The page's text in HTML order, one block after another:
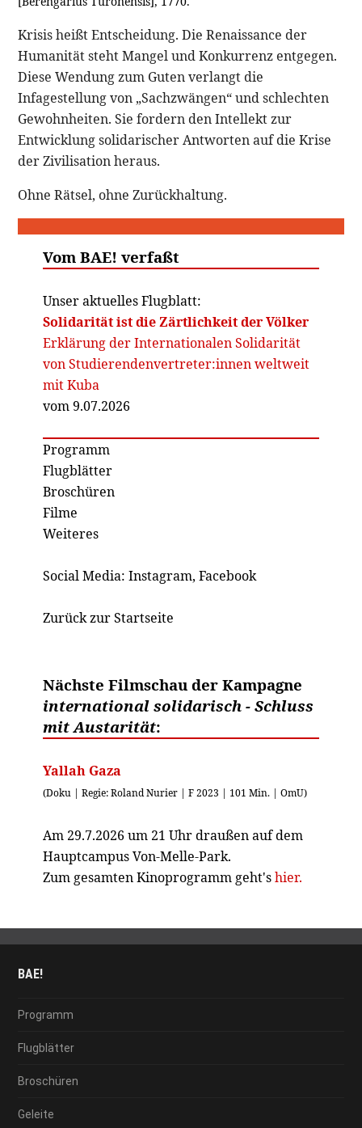
Krisis heißt Entscheidung. Die Renaissance der
Humanität steht Mangel und Konkurrenz entgegen.
Diese Wendung zum Guten verlangt die
Infagestellung von „Sachzwängen“ und schlechten
Gewohnheiten. Sie fordern den Intellekt zur
Entwicklung solidarischer Antworten auf die Krise
der Zivilisation heraus.
Ohne Rätsel, ohne Zurückhaltung.
Vom BAE! verfaßt
Unser aktuelles Flugblatt:
Solidarität ist die Zärtlichkeit der Völker
Erklärung der Internationalen Solidarität
von Studierendenvertreter:innen weltweit
mit Kuba
vom 9.07.2026
Programm
Flugblätter
Broschüren
Filme
Weiteres
Social Media: Instagram, Facebook
Zurück zur Startseite
Nächste Filmschau der Kampagne
international solidarisch - Schluss
mit Austarität:
Yallah Gaza
(Doku | Regie: Roland Nurier | F 2023 | 101 Min. | OmU)
Am 29.7.2026 um 21 Uhr draußen auf dem
Hauptcampus Von-Melle-Park.
Zum gesamten Kinoprogramm geht'shier.
BAE!
Programm
Flugblätter
Broschüren
Geleite